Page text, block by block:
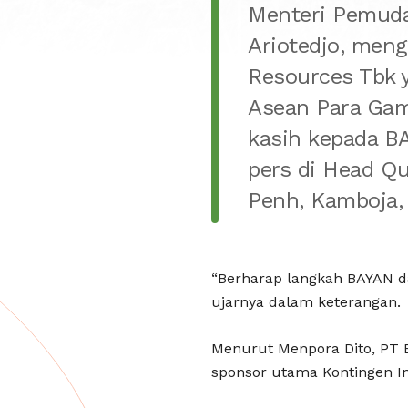
Menteri
Ariotedjo,
Resources
Asean Para
kasih kepada
pers di Head
Penh,
“Berharap langkah
ujarnya dalam keterangan.
Menurut Menpora Dito, PT
sponsor utama Kontingen